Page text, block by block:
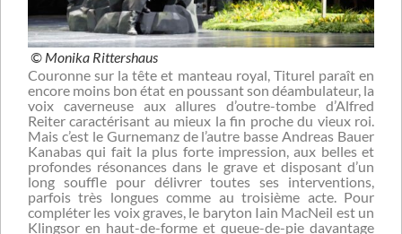
© Monika Rittershaus
Couronne sur la tête et manteau royal, Titurel paraît en
encore moins bon état en poussant son déambulateur, la
voix caverneuse aux allures d’outre-tombe d’Alfred
Reiter caractérisant au mieux la fin proche du vieux roi.
Mais c’est le Gurnemanz de l’autre basse Andreas Bauer
Kanabas qui fait la plus forte impression, aux belles et
profondes résonances dans le grave et disposant d’un
long souffle pour délivrer toutes ses interventions,
parfois très longues comme au troisième acte. Pour
compléter les voix graves, le baryton Iain MacNeil est un
Klingsor en haut-de-forme et queue-de-pie davantage